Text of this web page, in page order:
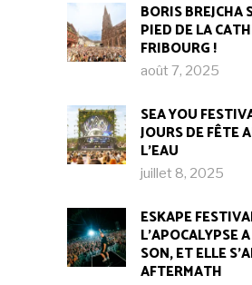
BORIS BREJCHA
PIED DE LA
FRIBOURG !​
août 7, 2025
SEA YOU
JOURS DE FÊTE
L’EAU
juillet 8, 2025
ESKAPE
L’APOCALYPSE
SON, ET ELLE
AFTERMATH